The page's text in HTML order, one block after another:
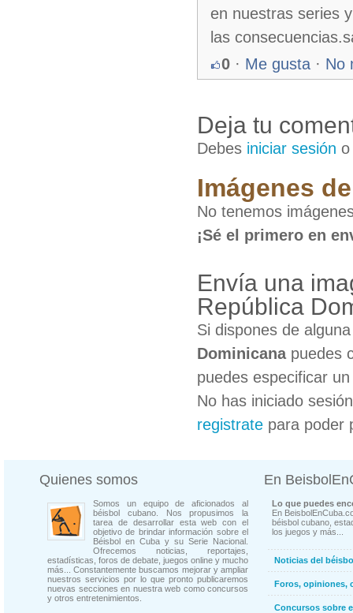
en nuestras series
las
0 · Me gusta · No
Deja tu
Debes iniciar sesión
Imágenes
No tenemos
¡Sé el primero en
Envía una
República
Si dispones de
Dominicanapuedes
puedes especificar
No has iniciado
registrate para poder
Quienes somos
Somos un equipo de aficionados al
béisbol cubano. Nos propusimos la
tarea de desarrollar esta web con el
objetivo de brindar información sobre el
Béisbol en Cuba y su Serie Nacional.
Ofrecemos noticias, reportajes,
estadísticas, foros de debate, juegos online y mucho
más... Constantemente buscamos mejorar y ampliar
nuestros servicios por lo que pronto publicaremos
nuevas secciones en nuestra web como concursos
y otros entretenimientos.
En
Lo que puedes
En
béisbol cubano,
los juegos y más...
Noticias del
Foros, opiniones,
Concursos sobre